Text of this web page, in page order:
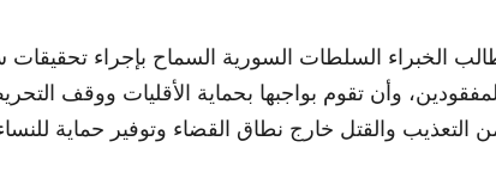
الخبراء السلطات السورية السماح بإجراء
وأن تقوم بواجبها بحماية الأقليات ووقف
التعذيب والقتل خارج نطاق القضاء وتوفير حماية